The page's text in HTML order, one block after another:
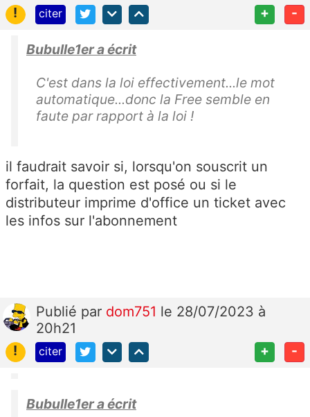
!
citer + -
Bubulle1er a écrit
C'est dans la loi effectivement...le mot
automatique...donc la Free semble en
faute par rapport à la loi !
il faudrait savoir si, lorsqu'on souscrit un
forfait, la question est posé ou si le
distributeur imprime d'office un ticket avec
les infos sur l'abonnement
Publié par dom751 le 28/07/2023 à
20h21
!
citer + -
Bubulle1er a écrit